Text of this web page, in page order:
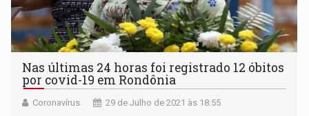
Nas últimas 24 horas foi registrado 12 óbitos
por covid-19 em Rondônia
Coronavírus 29 de Julho de 2021 às 18:55